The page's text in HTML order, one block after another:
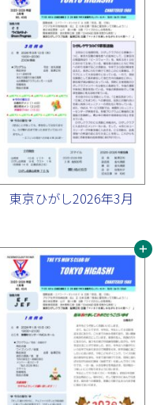
東京ひがし2026年3月